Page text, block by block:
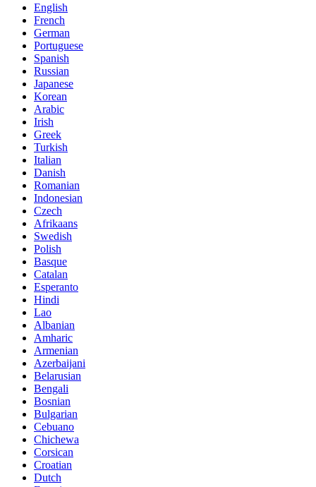
English
French
German
Portuguese
Spanish
Russian
Japanese
Korean
Arabic
Irish
Greek
Turkish
Italian
Danish
Romanian
Indonesian
Czech
Afrikaans
Swedish
Polish
Basque
Catalan
Esperanto
Hindi
Lao
Albanian
Amharic
Armenian
Azerbaijani
Belarusian
Bengali
Bosnian
Bulgarian
Cebuano
Chichewa
Corsican
Croatian
Dutch